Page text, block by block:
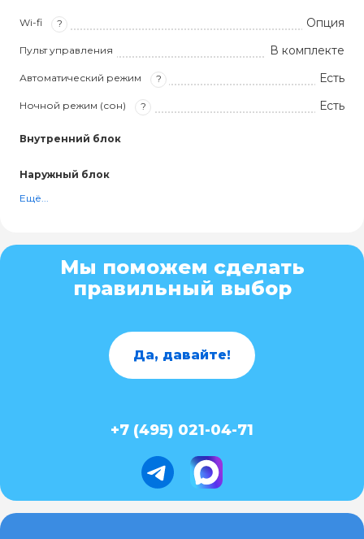
Wi-fi ? Опция
Пульт управления В комплекте
Автоматический режим ? Есть
Ночной режим (сон) ? Есть
Внутренний блок
Наружный блок
Ещё...
Мы поможем сделать
правильный выбор
Да, давайте!
+7 (495) 021-04-71